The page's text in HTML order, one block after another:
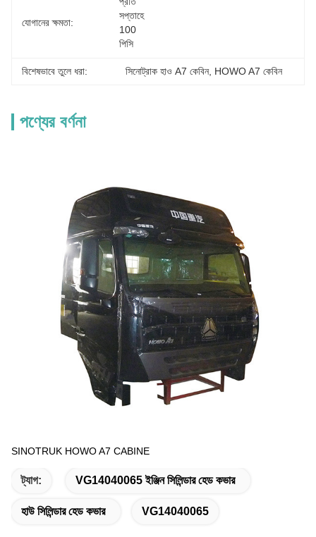
যোগানের ক্ষমতা:
সপ্তাহে
100
পিসি
বিশেষভাবে তুলে ধরা: সিনোট্রাক হাও A7 কেবিন, HOWO A7 কেবিন
পণ্যের বর্ণনা
SINOTRUK HOWO A7 CABINE
ট্যাগ: VG14040065 ইঞ্জিন সিলিন্ডার হেড কভার
হাউ সিলিন্ডার হেড কভার VG14040065